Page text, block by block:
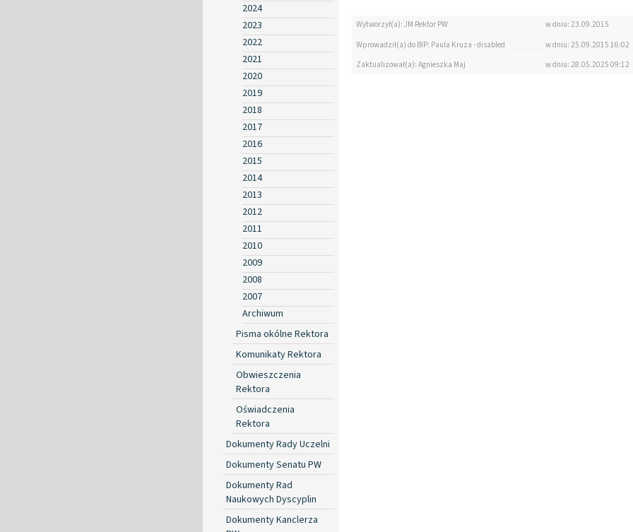
2024
2023
2022
2021
2020
2019
2018
2017
2016
2015
2014
2013
2012
2011
2010
2009
2008
2007
Archiwum
Pisma okólne Rektora
Komunikaty Rektora
Obwieszczenia
Rektora
Oświadczenia
Rektora
Dokumenty Rady Uczelni
Dokumenty Senatu PW
Dokumenty Rad
Naukowych Dyscyplin
Dokumenty Kanclerza
Wytworzył(a): JM Rektor PW
w dniu: 23.09.2015
Wprowadził(a) do BIP: Paula Kruza - disabled
w dniu: 25.09.2015 16:02
Zaktualizował(a): Agnieszka Maj
w dniu: 28.05.2025 09:12